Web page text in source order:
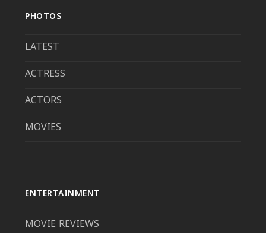
PHOTOS
LATEST
ACTRESS
ACTORS
MOVIES
ENTERTAINMENT
MOVIE REVIEWS